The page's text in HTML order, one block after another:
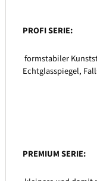
PROFI SERIE:
formstabiler
Echtglasspiegel,
PREMIUM SERIE: